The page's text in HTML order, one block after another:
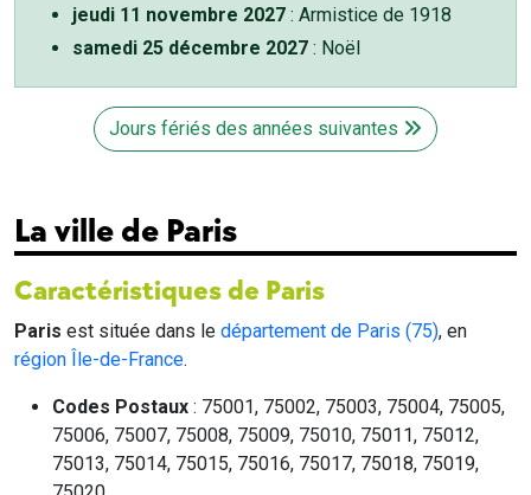
jeudi 11 novembre 2027 : Armistice de 1918
samedi 25 décembre 2027 : Noël
Jours fériés des années suivantes
La ville de Paris
Caractéristiques de Paris
Paris est située dans le département de Paris (75), en
région Île-de-France.
Codes Postaux : 75001, 75002, 75003, 75004, 75005,
75006, 75007, 75008, 75009, 75010, 75011, 75012,
75013, 75014, 75015, 75016, 75017, 75018, 75019,